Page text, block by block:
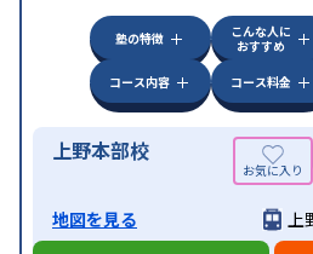
特徴
中高一貫校生に対応授
応 学習にPC・タブレッ
科目から受講可能 季節
り
塾の特徴
こんな人に
おすすめ
コース内容
コース料金
上野本部校
地図を見る
上